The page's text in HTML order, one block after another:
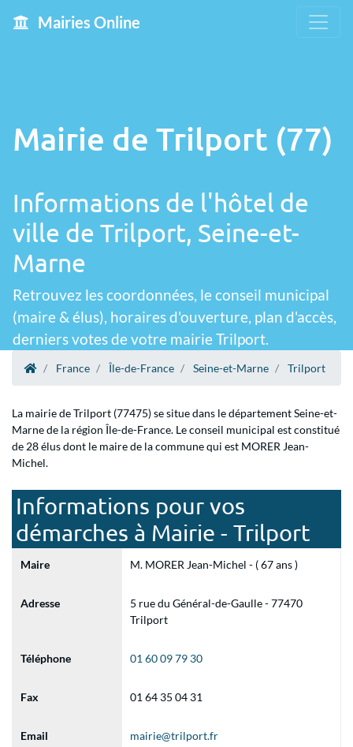
Mairies Online
Mairie de Trilport (77)
Informations de l'hôtel de
ville de Trilport, Seine-et-
Marne
Retrouvez les coordonnées, le conseil municipal
(maire & élus), horaires d'ouverture, plan d'accès,
derniers votes de votre mairie Trilport.
France Île-de-France Seine-et-Marne Trilport
La mairie de Trilport (77475) se situe dans le département Seine-et-
Marne de la région Île-de-France. Le conseil municipal est constitué
de 28 élus dont le maire de la commune qui est MORER Jean-
Michel.
Informations pour vos
démarches à Mairie - Trilport
Maire M. MORER Jean-Michel - ( 67 ans )
Adresse
5 rue du Général-de-Gaulle - 77470
Trilport
Téléphone 01 60 09 79 30
Fax 01 64 35 04 31
Email mairie@trilport.fr